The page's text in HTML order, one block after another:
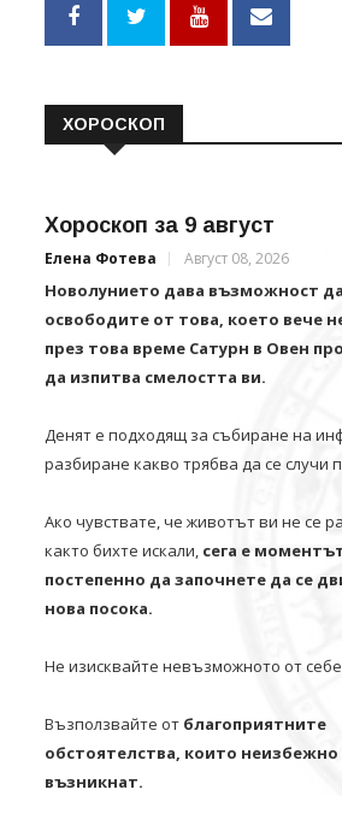
ХОРОСКОП
Хороскоп за 9 август
Елена Фотева Август 08, 2026
Новолунието дава възможност
освободите от това, което вече
през това време Сатурн в Овен
да изпитва смелостта ви.
Денят е подходящ за събиране на
разбиране какво трябва да се случи
Ако чувствате, че животът ви не се
както бихте искали, сега е
постепенно да започнете да се
нова посока.
Не изисквайте невъзможното от себе
Възползвайте от благоприятните
обстоятелства, които
възникнат.